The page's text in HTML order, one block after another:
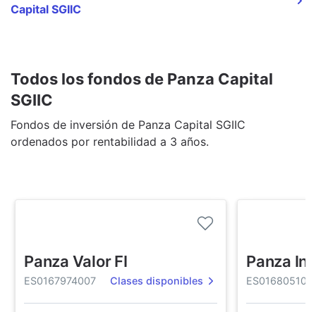
Capital SGIIC
Todos los fondos de Panza Capital
SGIIC
Fondos de inversión de Panza Capital SGIIC
ordenados por rentabilidad a 3 años.
Panza Valor FI
ES0167974007 Clases disponibles
Panza